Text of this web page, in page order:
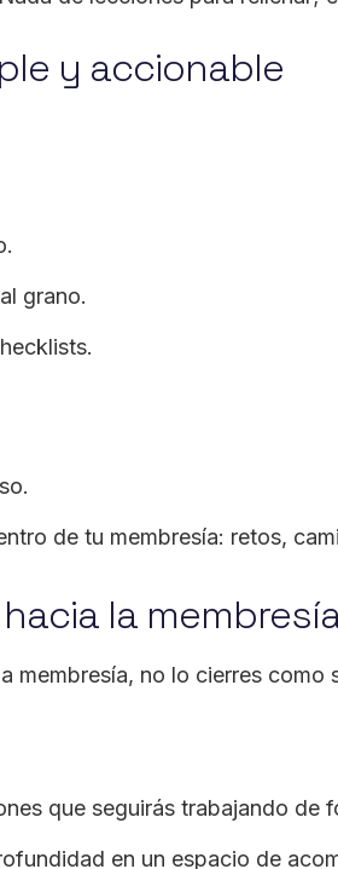
y accionable
grano.
de tu membresía: retos,
la
membresía, no lo cierres como
que seguirás trabajando de
en un espacio de